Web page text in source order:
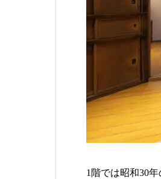
1階では昭和30